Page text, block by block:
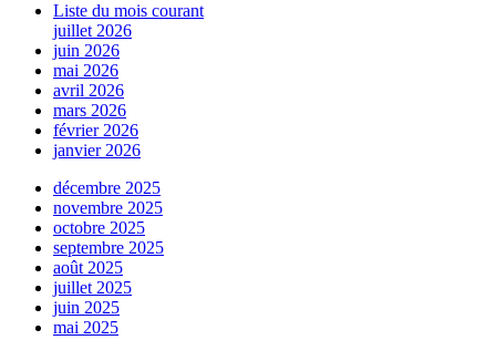
Liste du mois courant
juillet 2026
juin 2026
mai 2026
avril 2026
mars 2026
février 2026
janvier 2026
décembre 2025
novembre 2025
octobre 2025
septembre 2025
août 2025
juillet 2025
juin 2025
mai 2025